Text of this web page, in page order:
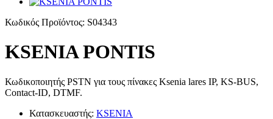
Κωδικός Προϊόντος: S04343
KSENIA PONTIS
Κωδικοποιητής PSTN για τους πίνακες Ksenia lares IP, KS-BUS,
Contact-ID, DTMF.
Κατασκευαστής: KSENIA